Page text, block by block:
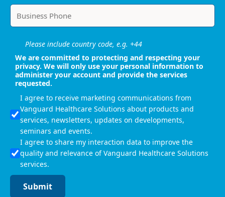
Please include country code, e.g. +44
We are committed to protecting and respecting your
privacy. We will only use your personal information to
administer your account and provide the services
requested.
I agree to receive marketing communications from
Vanguard Healthcare Solutions about products and
services, newsletters, updates on developments,
seminars and events.
I agree to share my interaction data to improve the
quality and relevance of Vanguard Healthcare Solutions
services.
Submit